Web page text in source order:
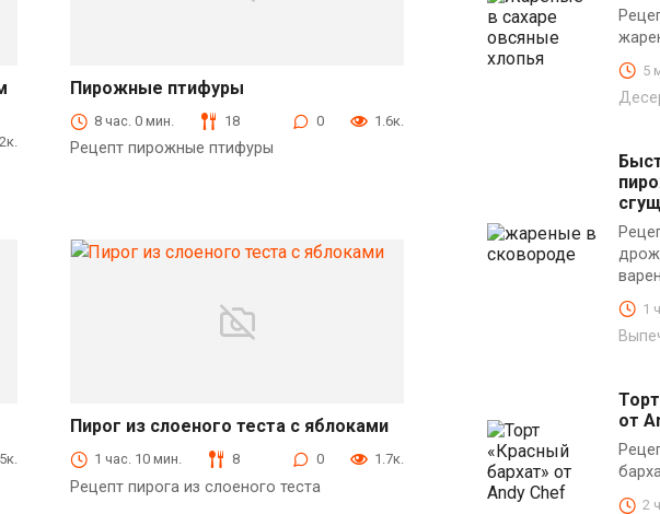
Пирожные птифуры
8 час. 0 мин. 18 0 1.6к.
Рецепт пирожные птифуры
Пирог из слоеного теста с яблоками
1 час. 10 мин. 8 0 1.7к.
Рецепт пирога из слоеного теста
5
1
от
2